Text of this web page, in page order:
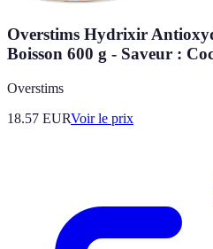
Overstims Hydrixir
Boisson 600 g - Saveur :
Overstims
18.57 EURVoir le prix